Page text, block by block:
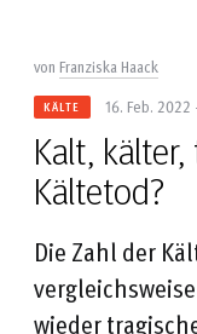
von Franziska Haack
KÄLTE 16. Feb. 2022
Kalt,
Kältetod?
Die Zahl der
wieder